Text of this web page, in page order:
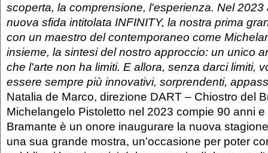
scoperta, la comprensione, l'esperienza. Nel 2023
nuova sfida intitolata INFINITY, la nostra prima
con un maestro del contemporaneo come
insieme, la sintesi del nostro approccio: un unico
che l'arte non ha limiti. E allora, senza darci limiti,
essere sempre più innovativi, sorprendenti,
Natalia de Marco, direzione DART – Chiostro del
Michelangelo Pistoletto nel 2023 compie 90 anni
Bramante è un onore inaugurare la nuova
una sua grande mostra, un’occasione per poter